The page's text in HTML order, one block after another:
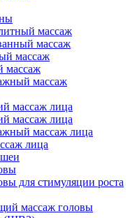
массаж
массаж
массаж
массаж
массаж
массаж лица
массаж лица
массаж лица
лица
для стимуляции роста
массаж головы